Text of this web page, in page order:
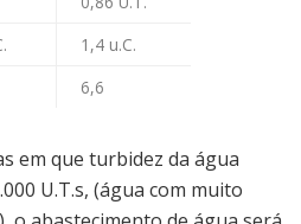
1,4 u.C.
6,6
em que turbidez da água
U.T.s, (água com muito